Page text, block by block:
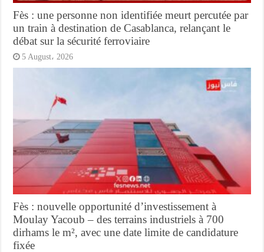
Fès : une personne non identifiée meurt percutée par
un train à destination de Casablanca, relançant le
débat sur la sécurité ferroviaire
5 August، 2026
Fès : nouvelle opportunité d’investissement à
Moulay Yacoub – des terrains industriels à 700
dirhams le m², avec une date limite de candidature
fixée